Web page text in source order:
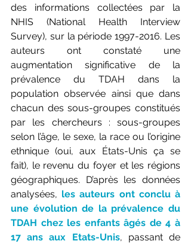
des informations collectées par la
NHIS (National Health Interview
Survey), sur la période 1997-2016. Les
auteurs ont constaté une
augmentation significative de la
prévalence du TDAH dans la
population observée ainsi que dans
chacun des sous-groupes constitués
par les chercheurs : sous-groupes
selon l’âge, le sexe, la race ou l’origine
ethnique (oui, aux États-Unis ça se
fait), le revenu du foyer et les régions
géographiques. D’après les données
analysées, les auteurs ont conclu à
une évolution de la prévalence du
TDAH chez les enfants âgés de 4 à
17 ans aux Etats-Unis, passant de